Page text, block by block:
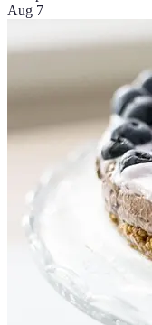
Aug 7